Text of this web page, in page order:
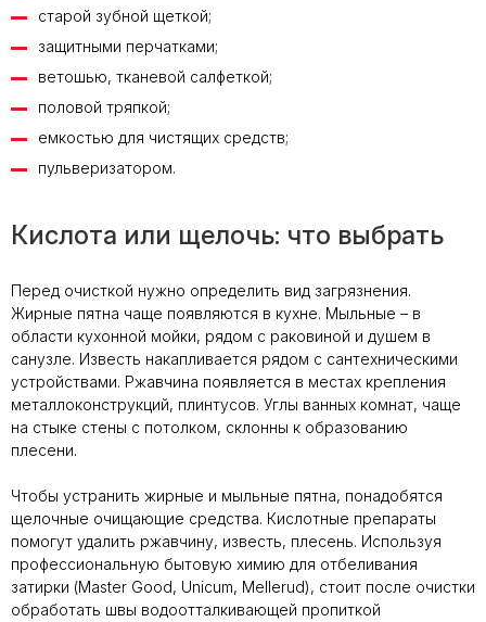
старой зубной щеткой;
защитными перчатками;
ветошью, тканевой салфеткой;
половой тряпкой;
емкостью для чистящих средств;
пульверизатором.
Кислота или щелочь: что выбрать
Перед очисткой нужно определить вид загрязнения.
Жирные пятна чаще появляются в кухне. Мыльные – в
области кухонной мойки, рядом с раковиной и душем в
санузле. Известь накапливается рядом с сантехническими
устройствами. Ржавчина появляется в местах крепления
металлоконструкций, плинтусов. Углы ванных комнат, чаще
на стыке стены с потолком, склонны к образованию
плесени.
Чтобы устранить жирные и мыльные пятна, понадобятся
щелочные очищающие средства. Кислотные препараты
помогут удалить ржавчину, известь, плесень. Используя
профессиональную бытовую химию для отбеливания
затирки (Master Good, Unicum, Mellerud), стоит после очистки
обработать швы водоотталкивающей пропиткой